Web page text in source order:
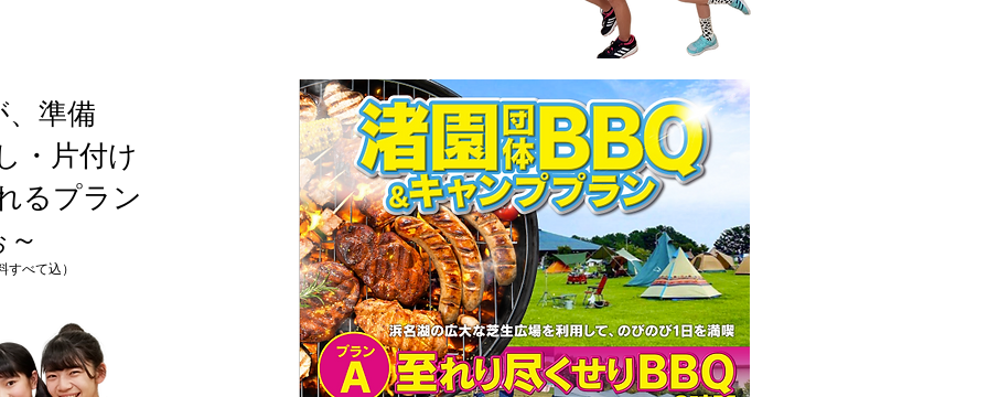
準備
・片付け
るプラン
べて込）